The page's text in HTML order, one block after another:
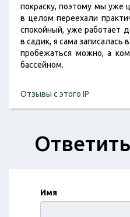
покраску, поэтому мы уже
в целом переехали
спокойный, уже работает
в садик, я сама записалась
пробежаться можно, а
бассейном.
Отзывы с этого IP
Имя